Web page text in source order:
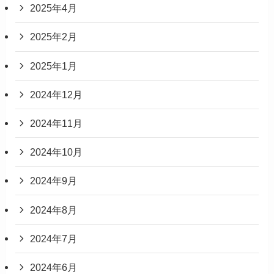
2025年4月
2025年2月
2025年1月
2024年12月
2024年11月
2024年10月
2024年9月
2024年8月
2024年7月
2024年6月